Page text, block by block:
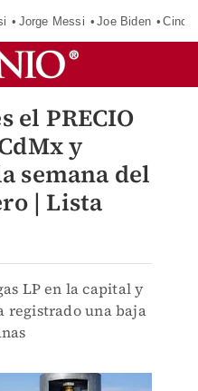
Jorge Messi Joe Biden
el PRECIO
y
semana del
| Lista
LP en la capital y
registrado una baja